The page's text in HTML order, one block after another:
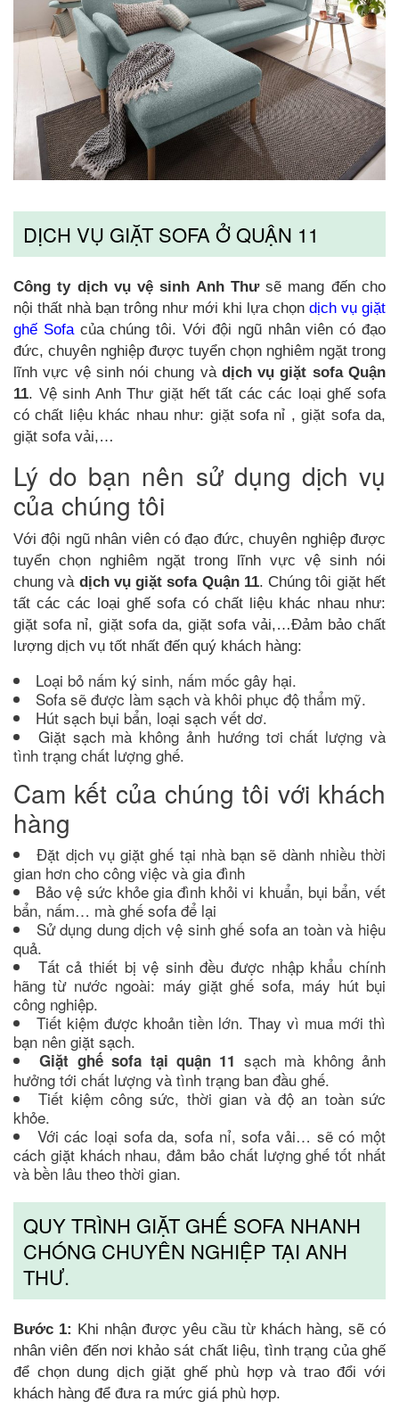
DỊCH VỤ GIẶT SOFA Ở QUẬN 11
Công ty dịch vụ vệ sinh Anh Thưsẽ mang đến cho
nội thất nhà bạn trông như mới khi lựa chọn dịch vụ giặt
ghế Sofacủa chúng tôi. Với đội ngũ nhân viên có đạo
đức, chuyên nghiệp được tuyển chọn nghiêm ngặt trong
lĩnh vực vệ sinh nói chung và dịch vụ giặt sofa Quận
11. Vệ sinh Anh Thư giặt hết tất các các loại ghế sofa
có chất liệu khác nhau như: giặt sofa nỉ , giặt sofa da,
giặt sofa vải,…
Lý do bạn nên sử dụng dịch vụ
của chúng tôi
Với đội ngũ nhân viên có đạo đức, chuyên nghiệp được
tuyển chọn nghiêm ngặt trong lĩnh vực vệ sinh nói
chung và dịch vụ giặt sofa Quận 11. Chúng tôi giặt hết
tất các các loại ghế sofa có chất liệu khác nhau như:
giặt sofa nỉ, giặt sofa da, giặt sofa vải,…Đảm bảo chất
lượng dịch vụ tốt nhất đến quý khách hàng:
Loại bỏ nấm ký sinh, nấm mốc gây hại.
Sofa sẽ được làm sạch và khôi phục độ thẩm mỹ.
Hút sạch bụi bẩn, loại sạch vết dơ.
Giặt sạch mà không ảnh hướng tơi chất lượng và
tình trạng chất lượng ghế.
Cam kết của chúng tôi với khách
hàng
Đặt dịch vụ giặt ghế tại nhà bạn sẽ dành nhiều thời
gian hơn cho công việc và gia đình
Bảo vệ sức khỏe gia đình khỏi vi khuẩn, bụi bẩn, vết
bẩn, nấm… mà ghế sofa để lại
Sử dụng dung dịch vệ sinh ghế sofa an toàn và hiệu
quả.
Tất cả thiết bị vệ sinh đều được nhập khẩu chính
hãng từ nước ngoài: máy giặt ghế sofa, máy hút bụi
công nghiệp.
Tiết kiệm được khoản tiền lớn. Thay vì mua mới thì
bạn nên giặt sạch.
Giặt ghế sofa tại quận 11 sạch mà không ảnh
hưởng tới chất lượng và tình trạng ban đầu ghế.
Tiết kiệm công sức, thời gian và độ an toàn sức
khỏe.
Với các loại sofa da, sofa nỉ, sofa vải… sẽ có một
cách giặt khách nhau, đảm bảo chất lượng ghế tốt nhất
và bền lâu theo thời gian.
QUY TRÌNH GIẶT GHẾ SOFA NHANH
CHÓNG CHUYÊN NGHIỆP TẠI ANH
THƯ.
Bước 1: Khi nhận được yêu cầu từ khách hàng, sẽ có
nhân viên đến nơi khảo sát chất liệu, tình trạng của ghế
để chọn dung dịch giặt ghế phù hợp và trao đổi với
khách hàng để đưa ra mức giá phù hợp.